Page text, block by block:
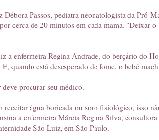
Passos, pediatra neonatologista da Pró-
cerca de 20 minutos em cada mama. "Deixar
a enfermeira Regina Andrade, do berçário do
quando está desesperado de fome, o bebê
procurar seu médico.
água boricada ou soro fisiológico, isso
a enfermeira Márcia Regina Silva,
São Luiz, em São Paulo.